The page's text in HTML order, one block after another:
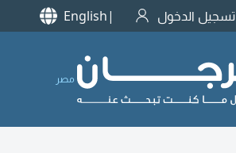
تسجيل الدخول English
مصر